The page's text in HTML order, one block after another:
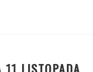
LISTOPADA